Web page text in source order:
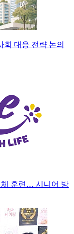
회 대응 전략 논의
체 훈련… 시니어 방